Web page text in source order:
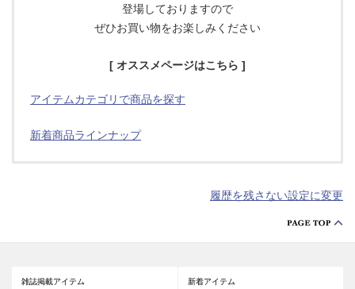
登場しておりますので
ぜひお買い物をお楽しみください
[ オススメページはこちら ]
アイテムカテゴリで商品を探す
新着商品ラインナップ
履歴を残さない設定に変更
雑誌掲載アイテム 新着アイテム